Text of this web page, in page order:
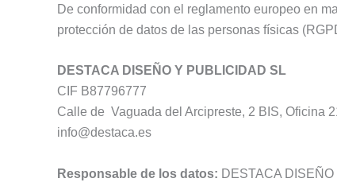
De conformidad con el reglamento europeo en
protección de datos de las personas físicas
DESTACA DISEÑO Y PUBLICIDAD SL
CIF B87796777
Calle de Vaguada del Arcipreste, 2 BIS, Oficina
info@destaca.es
Responsable de los datos: DESTACA